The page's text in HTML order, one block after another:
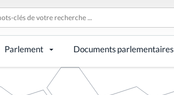
Parlement Documents parlementaires